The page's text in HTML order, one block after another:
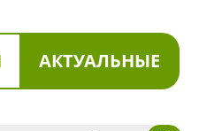
АКТУАЛЬНЫЕ